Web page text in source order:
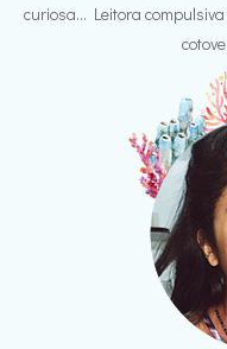
curiosa... Leitora